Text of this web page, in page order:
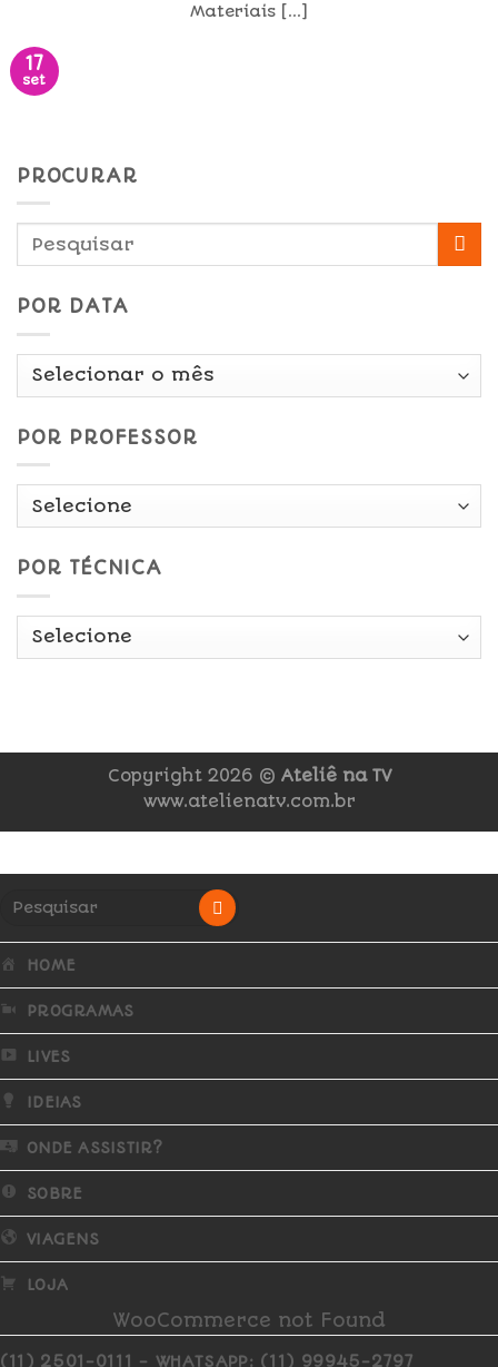
Materiais [...]
17
set
PROCURAR
POR DATA
Por
POR PROFESSOR
POR TÉCNICA
Copyright 2026 © Ateliê na TV
www.atelienatv.com.br
HOME
PROGRAMAS
LIVES
IDEIAS
ONDE ASSISTIR?
SOBRE
VIAGENS
LOJA
WooCommerce not Found
(11) 2501-0111 - WHATSAPP: (11) 99945-2797